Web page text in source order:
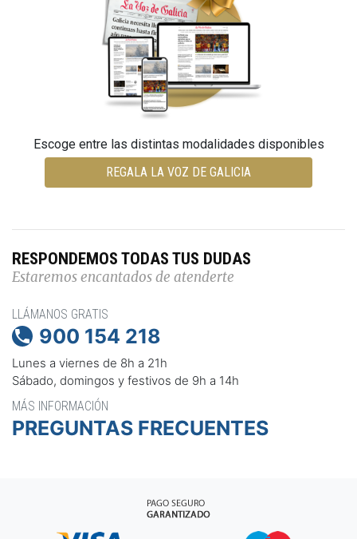
Escoge entre las distintas modalidades disponibles
REGALA LA VOZ DE GALICIA
RESPONDEMOS TODAS TUS DUDAS
Estaremos encantados de atenderte
LLÁMANOS GRATIS
 900 154 218
Lunes a viernes de 8h a 21h
Sábado, domingos y festivos de 9h a 14h
MÁS INFORMACIÓN
PREGUNTAS FRECUENTES